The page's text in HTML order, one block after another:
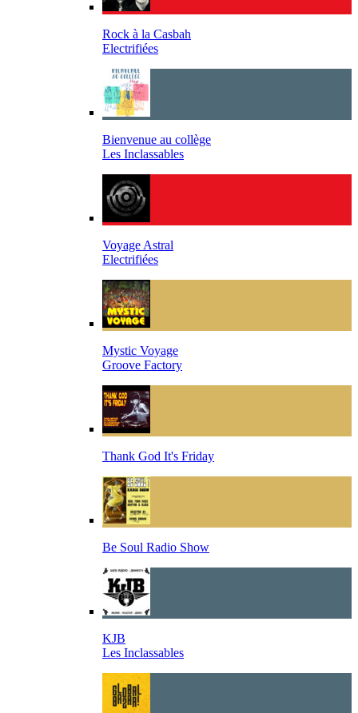
Rock à la Casbah
Electrifiées
Bienvenue au collège
Les Inclassables
Voyage Astral
Electrifiées
Mystic Voyage
Groove Factory
Thank God It's Friday
Be Soul Radio Show
KJB
Les Inclassables